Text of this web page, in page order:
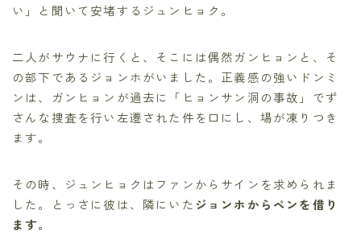
い」と聞いて安堵するジュンヒョク。
二人がサウナに行くと、そこには偶然ガンヒョンと、そ
の部下であるジョンホがいました。正義感の強いドンミ
ンは、ガンヒョンが過去に「ヒョンサン洞の事故」でず
さんな捜査を行い左遷された件を口にし、場が凍りつき
ます。
その時、ジュンヒョクはファンからサインを求められま
した。とっさに彼は、隣にいたジョンホからペンを借り
ます。